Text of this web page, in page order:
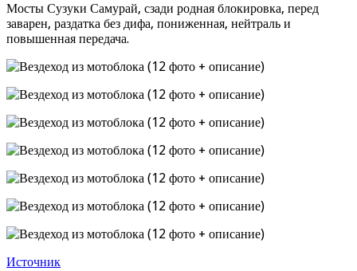
Мосты Сузуки Самурай, сзади родная блокировка, перед
заварен, раздатка без дифа, пониженная, нейтраль и
повышенная передача.
Источник